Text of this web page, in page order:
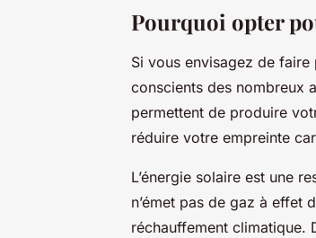
Pourquoi opter
Si vous envisagez de faire
conscients des nombreux
permettent de produire
réduire votre empreinte
L’énergie solaire est une
n’émet pas de gaz à effet
réchauffement climatique.